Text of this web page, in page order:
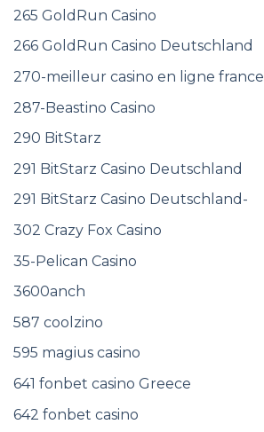
265 GoldRun Casino
266 GoldRun Casino Deutschland
270-meilleur casino en ligne france
287-Beastino Casino
290 BitStarz
291 BitStarz Casino Deutschland
291 BitStarz Casino Deutschland-
302 Crazy Fox Casino
35-Pelican Casino
3600anch
587 coolzino
595 magius casino
641 fonbet casino Greece
642 fonbet casino